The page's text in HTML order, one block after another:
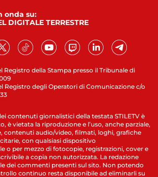
Registro della Stampa presso il Tribunale di
Registro degli Operatori di Comunicazione c/o
onda su:
DIGITALE TERRESTRE
contenuti giornalistici della testata STILETV è
è vietata la riproduzione e l’uso, anche parziale,
contenuti audio/video, filmati, loghi, grafiche
con qualsiasi dispositivo
o per mezzo di fotocopie, registrazioni, cover e
a copia non autorizzata. La redazione
dei commenti presenti sul sito. Non potendo
continuo resta disponibile ad eliminarli su